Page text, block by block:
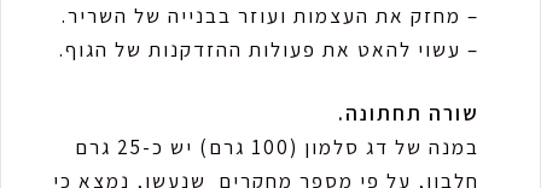
– מחזק את העצמות ועוזר בבנייה של השריר.
– עשוי להאט את פעולות ההזדקנות של הגוף.
שורה תחתונה.
במנה של דג סלמון (100 גרם) יש כ-25 גרם
חלבון, על פי מספר מחקרים שנעשו, נמצא כי